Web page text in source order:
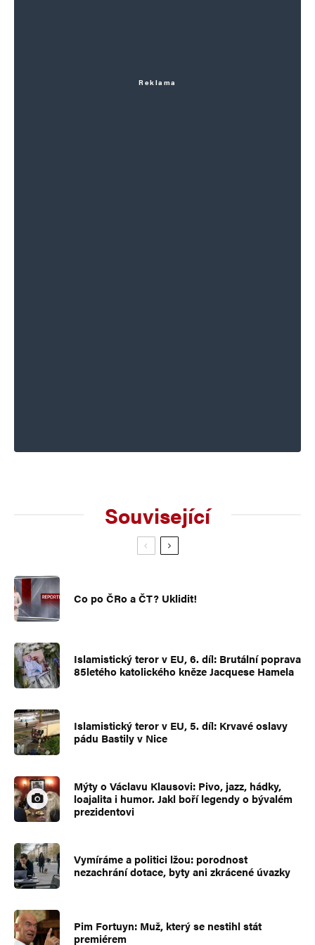
Reklama
Související
Co po ČRo a ČT? Uklidit!
Islamistický teror v EU, 6. díl: Brutální poprava
85letého katolického kněze Jacquese Hamela
Islamistický teror v EU, 5. díl: Krvavé oslavy
pádu Bastily v Nice
Mýty o Václavu Klausovi: Pivo, jazz, hádky,
loajalita i humor. Jakl boří legendy o bývalém
prezidentovi
Vymíráme a politici lžou: porodnost
nezachrání dotace, byty ani zkrácené úvazky
Pim Fortuyn: Muž, který se nestihl stát
premiérem